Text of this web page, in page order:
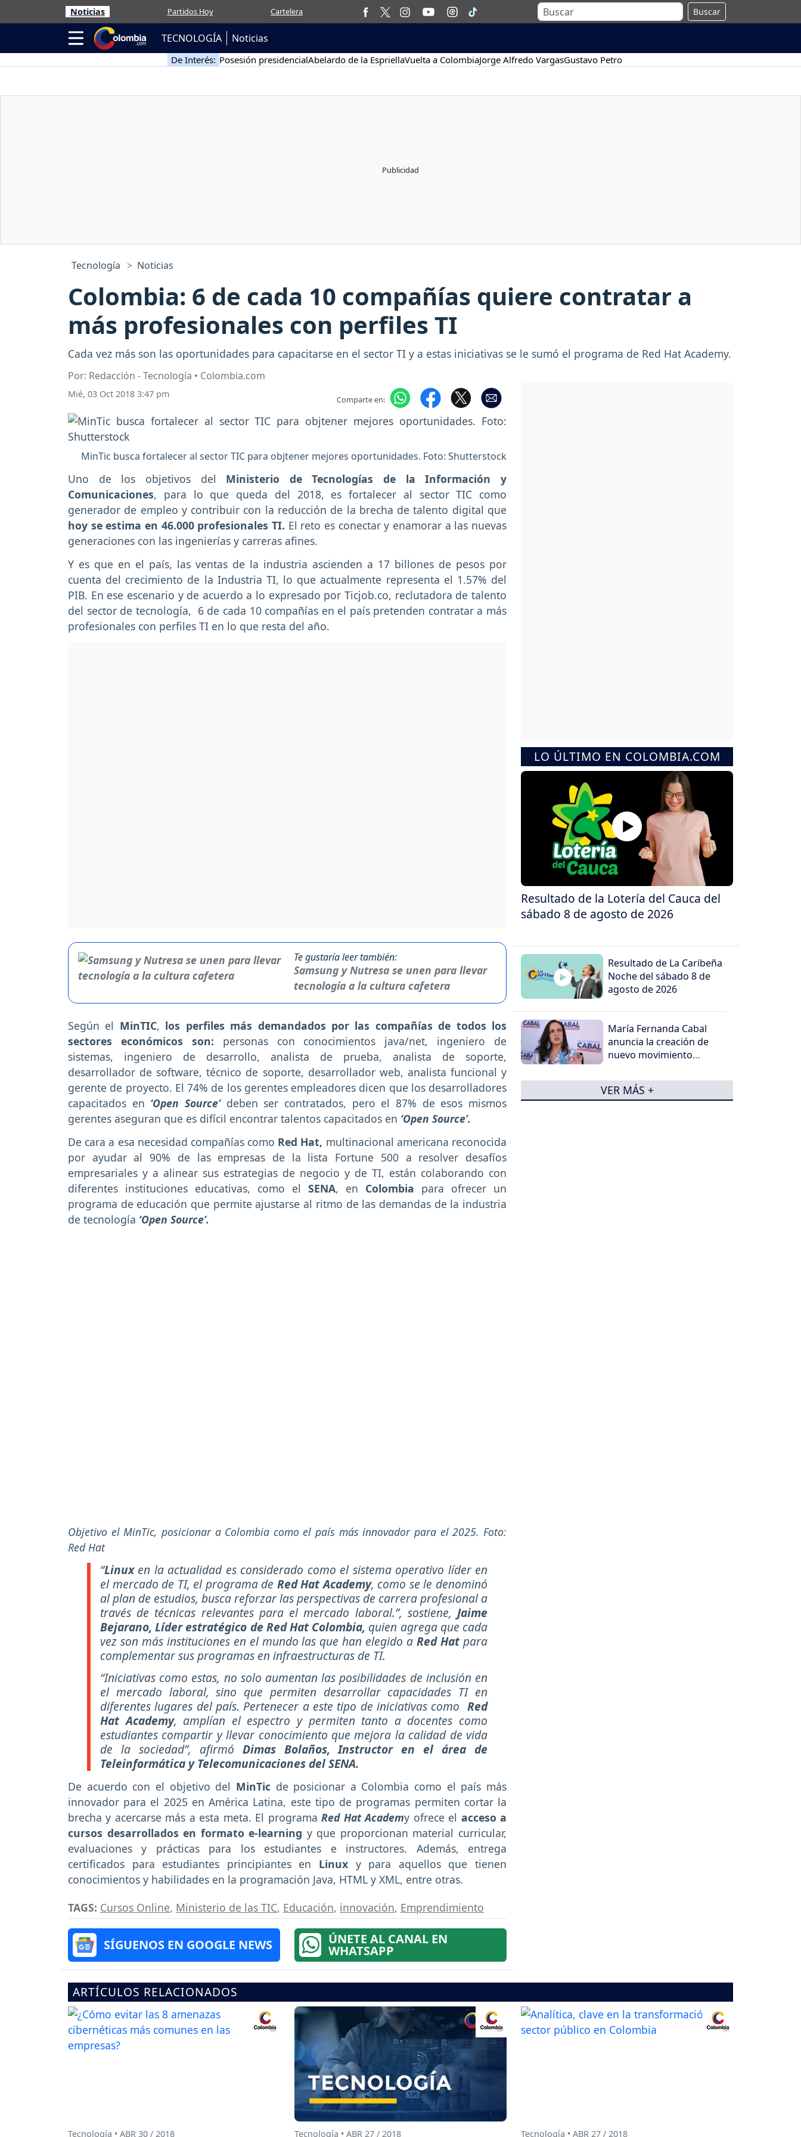
Noticias Partidos Hoy Cartelera Buscar
TECNOLOGÍA Noticias
De Interés: Posesión presidencialAbelardo de la EspriellaVuelta a ColombiaJorge Alfredo VargasGustavo Petro
Tecnología Noticias
Colombia: 6 de cada 10 compañías quiere contratar a
más profesionales con perfiles TI
Cada vez más son las oportunidades para capacitarse en el sector TI y a estas iniciativas se le sumó el programa de Red Hat Academy.
Por: Redacción - Tecnología • Colombia.com
Mié, 03 Oct 2018 3:47 pm Comparte en:
MinTic busca fortalecer al sector TIC para objtener mejores oportunidades. Foto: Shutterstock
Uno de los objetivos del Ministerio de Tecnologías de la Información y
Comunicaciones, para lo que queda del 2018, es fortalecer al sector TIC como
generador de empleo y contribuir con la reducción de la brecha de talento digital que
hoy se estima en 46.000 profesionales TI. El reto es conectar y enamorar a las nuevas
generaciones con las ingenierías y carreras afines.
Y es que en el país, las ventas de la industria ascienden a 17 billones de pesos por
cuenta del crecimiento de la Industria TI, lo que actualmente representa el 1.57% del
PIB. En ese escenario y de acuerdo a lo expresado por Ticjob.co, reclutadora de talento
del sector de tecnología, 6 de cada 10 compañías en el país pretenden contratar a más
profesionales con perfiles TI en lo que resta del año.
Te gustaría leer también:
Samsung y Nutresa se unen para llevar
tecnología a la cultura cafetera
Según el MinTIC, los perfiles más demandados por las compañías de todos los
sectores económicos son: personas con conocimientos java/net, ingeniero de
sistemas, ingeniero de desarrollo, analista de prueba, analista de soporte,
desarrollador de software, técnico de soporte, desarrollador web, analista funcional y
gerente de proyecto. El 74% de los gerentes empleadores dicen que los desarrolladores
capacitados en ‘Open Source’deben ser contratados, pero el 87% de esos mismos
gerentes aseguran que es difícil encontrar talentos capacitados en ‘Open Source’.
De cara a esa necesidad compañías como Red Hat, multinacional americana reconocida
por ayudar al 90% de las empresas de la lista Fortune 500 a resolver desafíos
empresariales y a alinear sus estrategias de negocio y de TI, están colaborando con
diferentes instituciones educativas, como el SENA, en Colombia para ofrecer un
programa de educación que permite ajustarse al ritmo de las demandas de la industria
de tecnología ‘Open Source’.
Objetivo el MinTic, posicionar a Colombia como el país más innovador para el 2025. Foto:
Red Hat
“Linux en la actualidad es considerado como el sistema operativo líder en
el mercado de TI, el programa de Red Hat Academy, como se le denominó
al plan de estudios, busca reforzar las perspectivas de carrera profesional a
través de técnicas relevantes para el mercado laboral.”, sostiene, Jaime
Bejarano, Líder estratégico de Red Hat Colombia, quien agrega que cada
vez son más instituciones en el mundo las que han elegido aRed Hatpara
complementar sus programas en infraestructuras de TI.
“Iniciativas como estas, no solo aumentan las posibilidades de inclusión en
el mercado laboral, sino que permiten desarrollar capacidades TI en
diferentes lugares del país. Pertenecer a este tipo de iniciativas como Red
Hat Academy, amplían el espectro y permiten tanto a docentes como
estudiantes compartir y llevar conocimiento que mejora la calidad de vida
de la sociedad”, afirmó Dimas Bolaños, Instructor en el área de
Teleinformática y Telecomunicaciones del SENA.
De acuerdo con el objetivo del MinTic de posicionar a Colombia como el país más
innovador para el 2025 en América Latina, este tipo de programas permiten cortar la
brecha y acercarse más a esta meta. El programa Red HatAcademy ofrece el acceso a
cursos desarrollados en formato e-learning y que proporcionan material curricular,
evaluaciones y prácticas para los estudiantes e instructores. Además, entrega
certificados para estudiantes principiantes en Linux y para aquellos que tienen
conocimientos y habilidades en la programación Java, HTML y XML, entre otras.
TAGS: Cursos Online, Ministerio de las TIC, Educación, innovación, Emprendimiento
SÍGUENOS EN GOOGLE NEWS ÚNETE AL CANAL EN
WHATSAPP
LO ÚLTIMO EN COLOMBIA.COM
Resultado de la Lotería del Cauca del
sábado 8 de agosto de 2026
Resultado de La Caribeña
Noche del sábado 8 de
agosto de 2026
María Fernanda Cabal
anuncia la creación de
nuevo movimiento
VER MÁS +
ARTÍCULOS RELACIONADOS
Tecnología • ABR 30 / 2018 Tecnología • ABR 27 / 2018 Tecnología • ABR 27 / 2018